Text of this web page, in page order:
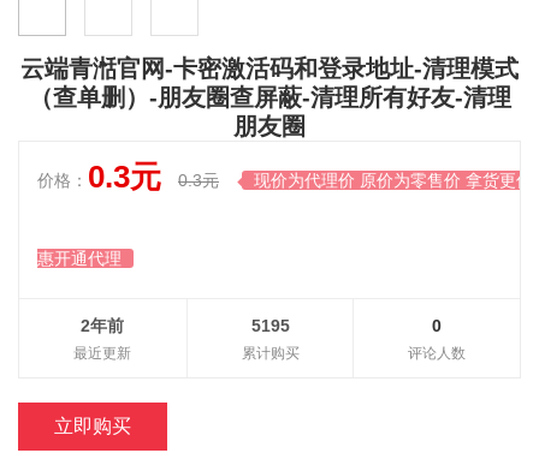
云端青湉官网-卡密激活码和登录地址-清理模式
（查单删）-朋友圈查屏蔽-清理所有好友-清理
朋友圈
价格： 0.3元 0.3元  现价为代理价 原价为零售价 拿货更优
惠开通代理
0
评论人数
5195
累计购买
2年前
最近更新
立即购买